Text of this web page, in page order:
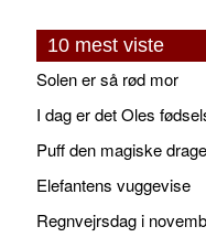
10 mest viste
Solen er så rød mor
I dag er det Oles
Puff den magiske drage
Elefantens vuggevise
Regnvejrsdag i